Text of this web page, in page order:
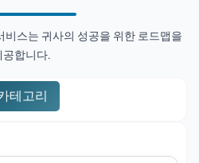
비스는 귀사의 성공을 위한 로드맵을
공합니다.
테고리